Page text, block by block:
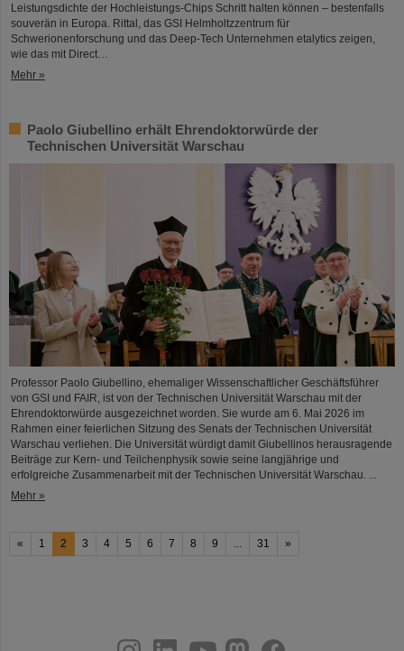
Leistungsdichte der Hochleistungs-Chips Schritt halten können – bestenfalls
souverän in Europa. Rittal, das GSI Helmholtzzentrum für
Schwerionenforschung und das Deep-Tech Unternehmen etalytics zeigen,
wie das mit Direct…
Mehr »
Paolo Giubellino erhält Ehrendoktorwürde der
Technischen Universität Warschau
Professor Paolo Giubellino, ehemaliger Wissenschaftlicher Geschäftsführer
von GSI und FAIR, ist von der Technischen Universität Warschau mit der
Ehrendoktorwürde ausgezeichnet worden. Sie wurde am 6. Mai 2026 im
Rahmen einer feierlichen Sitzung des Senats der Technischen Universität
Warschau verliehen. Die Universität würdigt damit Giubellinos herausragende
Beiträge zur Kern- und Teilchenphysik sowie seine langjährige und
erfolgreiche Zusammenarbeit mit der Technischen Universität Warschau. ...
Mehr »
« 1 2 3 4 5 6 7 8 9 ... 31 »
youtubehelmholtz.socialfacebook